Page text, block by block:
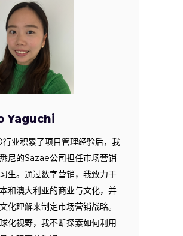
Yaguchi
业积累了项目管理经验后，我
尼的Sazae公司担任市场营销
生。通过数字营销，我致力于
和澳大利亚的商业与文化，并
化理解来制定市场营销战略。
化视野，我不断探索如何利用